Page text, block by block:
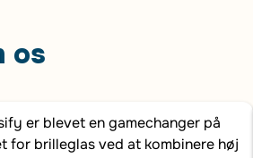
os
er blevet en gamechanger på
for brilleglas ved at kombinere høj